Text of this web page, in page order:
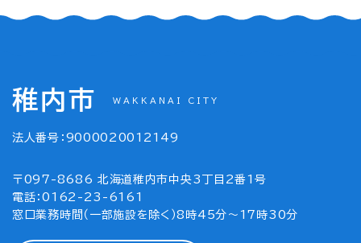
稚内市 WAKKANAI CITY
法人番号：9000020012149
〒097-8686 北海道稚内市中央3丁目2番1号
電話：0162-23-6161
窓口業務時間（一部施設を除く）8時45分～17時30分